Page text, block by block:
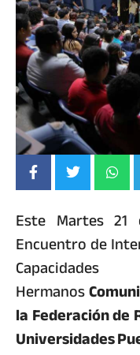
Este Martes 21
Encuentro de
Hermanos
la Federación de
Universidades